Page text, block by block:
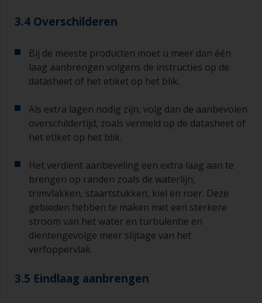
3.4 Overschilderen
Bij de meeste producten moet u meer dan één
laag aanbrengen volgens de instructies op de
datasheet of het etiket op het blik.
Als extra lagen nodig zijn, volg dan de aanbevolen
overschildertijd, zoals vermeld op de datasheet of
het etiket op het blik.
Het verdient aanbeveling een extra laag aan te
brengen op randen zoals de waterlijn,
trimvlakken, staartstukken, kiel en roer. Deze
gebieden hebben te maken met een sterkere
stroom van het water en turbulentie en
dientengevolge meer slijtage van het
verfoppervlak.
3.5 Eindlaag aanbrengen